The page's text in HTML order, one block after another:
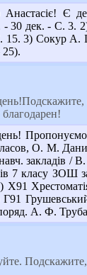
Є
- 30 дек. - С. 3.
3) Сокур А.
25).
О. М.
навч.
7 класу ЗОШ
Х91
Г91
А. Ф.